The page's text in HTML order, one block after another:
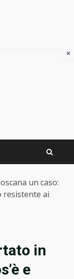
un caso:
resistente ai
in
e
×